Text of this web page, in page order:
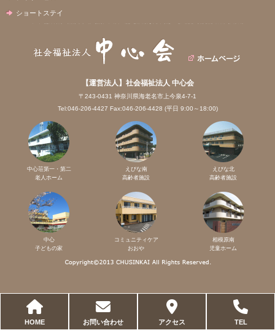
ショートステイ
【運営法人】社会福祉法人 中心会
〒243-0431 神奈川県海老名市上今泉4-7-1
Tel:046-206-4427 Fax:046-206-4428 (平日 9:00～18:00)
中心荘第一・第二
老人ホーム
えびな南
高齢者施設
えびな北
高齢者施設
中心
子どもの家
コミュニティケア
おおや
相模原南
児童ホーム
HOME お問い合わせ アクセス TEL